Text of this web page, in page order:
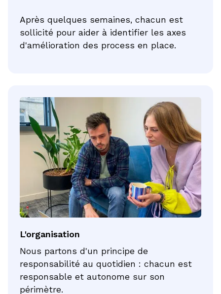
Après quelques semaines, chacun est
sollicité pour aider à identifier les axes
d'amélioration des process en place.
L'organisation
Nous partons d'un principe de
responsabilité au quotidien : chacun est
responsable et autonome sur son
périmètre.